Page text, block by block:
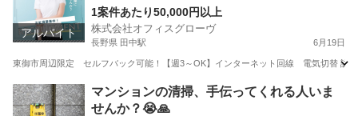
アルバイト
介
1案件あたり50,000円以上
株式会社オフィスグローヴ
長野県 田中駅 6月19日
東御市周辺限定 セルフバック可能！【週3～OK】インターネット回線 電気切替 訪
長野 東御市 田中駅 営業 セルフ
マンションの清掃、手伝ってくれる人いま
せんか？😭🙏